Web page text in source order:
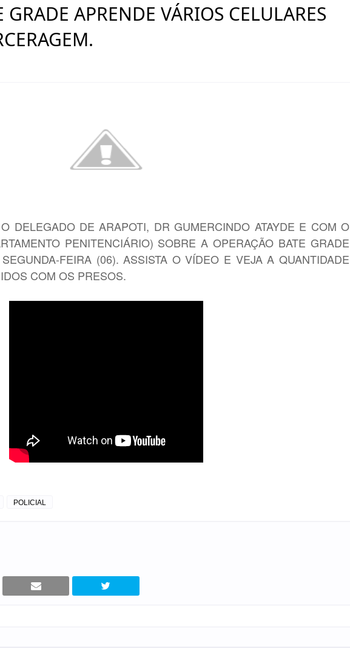
GRADE APRENDE VÁRIOS CELULARES
DELEGADO DE ARAPOTI, DR GUMERCINDO ATAYDE E COM O
PENITENCIÁRIO) SOBRE A OPERAÇÃO BATE GRADE
FEIRA (06). ASSISTA O VÍDEO E VEJA A QUANTIDADE
COM OS PRESOS.
POLICIAL